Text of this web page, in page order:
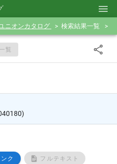
ニオンカタログ 検索結果一覧
一覧
ク フルテキスト